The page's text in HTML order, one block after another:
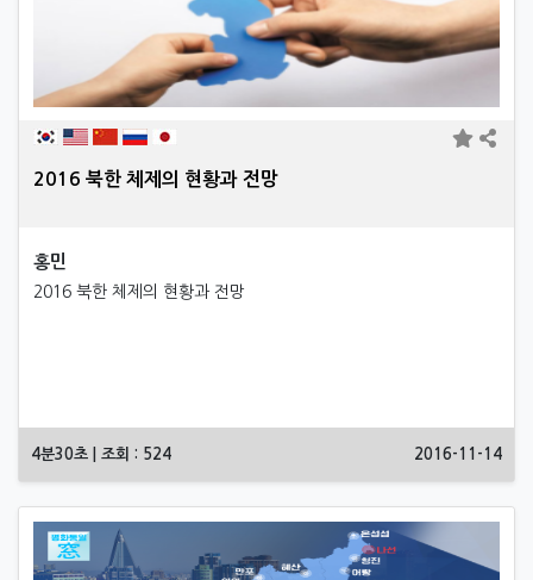
2016 북한 체제의 현황과 전망
홍민
2016 북한 체제의 현황과 전망
4분30초 | 조회 : 524 2016-11-14